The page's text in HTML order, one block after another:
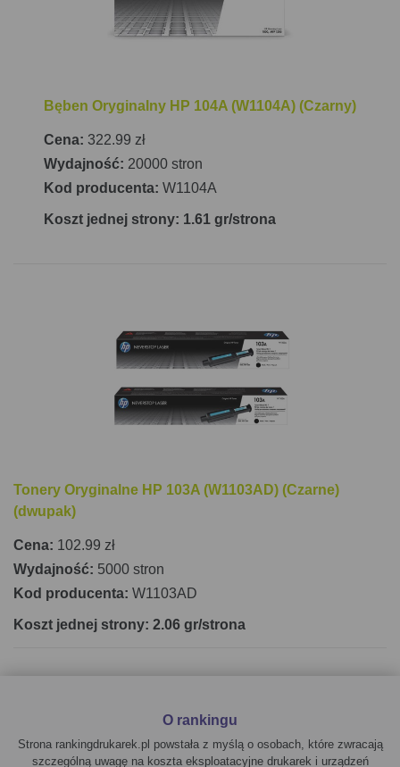
małych i średnich firm. HP Neverstop Laser 1200a
MFP to wszechstronne i ekonomiczne urządzenie,
Bęben Oryginalny HP 104A (W1104A) (Czarny)
Cena: 322.99 zł
Wydajność: 20000 stron
Kod producenta: W1104A
Koszt jednej strony: 1.61 gr/strona
Tonery Oryginalne HP 103A (W1103AD) (Czarne)
(dwupak)
Cena: 102.99 zł
Wydajność: 5000 stron
Kod producenta: W1103AD
Koszt jednej strony: 2.06 gr/strona
O rankingu
Strona rankingdrukarek.pl powstała z myślą o osobach, które zwracają
szczególną uwagę na koszta eksploatacyjne drukarek i urządzeń